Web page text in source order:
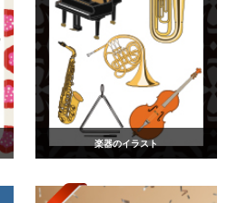
楽器のイラスト